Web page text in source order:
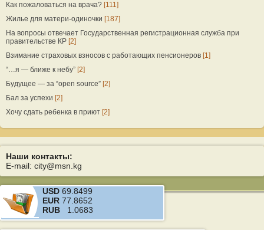
Как пожаловаться на врача? [111]
Жилье для матери-одиночки [187]
На вопросы отвечает Государственная регистрационная служба при
правительстве КР [2]
Взимание страховых взносов с работающих пенсионеров [1]
“…я — ближе к небу” [2]
Будущее — за “open source” [2]
Бал за успехи [2]
Хочу сдать ребенка в приют [2]
Наши контакты:
E-mail: city@msn.kg
USD 69.8499
EUR 77.8652
RUB 1.0683